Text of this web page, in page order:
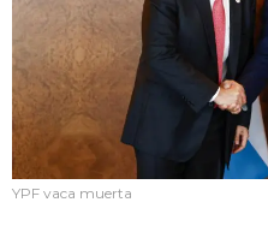
YPF vaca muerta